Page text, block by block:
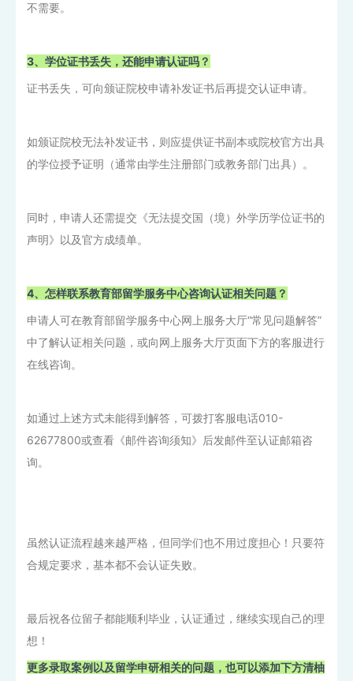
不需要。
3、学位证书丢失，还能申请认证吗？
证书丢失，可向颁证院校申请补发证书后再提交认证申请。
如颁证院校无法补发证书，则应提供证书副本或院校官方出具
的学位授予证明（通常由学生注册部门或教务部门出具）。
同时，申请人还需提交《无法提交国（境）外学历学位证书的
声明》以及官方成绩单。
4、怎样联系教育部留学服务中心咨询认证相关问题？
申请人可在教育部留学服务中心网上服务大厅“常见问题解答”
中了解认证相关问题，或向网上服务大厅页面下方的客服进行
在线咨询。
如通过上述方式未能得到解答，可拨打客服电话010-
62677800或查看《邮件咨询须知》后发邮件至认证邮箱咨
询。
虽然认证流程越来越严格，但同学们也不用过度担心！只要符
合规定要求，基本都不会认证失败。
最后祝各位留子都能顺利毕业，认证通过，继续实现自己的理
想！
更多录取案例以及留学申研相关的问题，也可以添加下方清柚